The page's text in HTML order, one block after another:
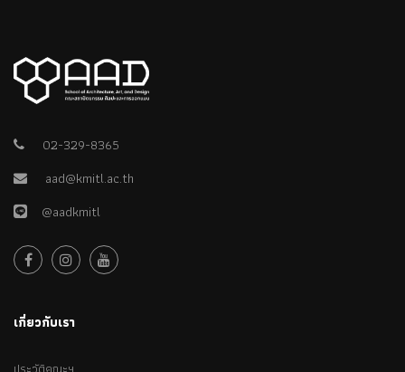
02-329-8365
aad@kmitl.ac.th
@aadkmitl
เกี่ยวกับเรา